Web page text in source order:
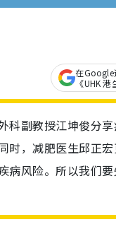
在Google
《UHK 港
科副教授江坤俊分
时，减肥医生邱正
病风险。所以我们